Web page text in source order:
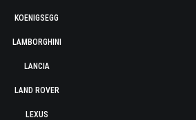
KOENIGSEGG
LAMBORGHINI
LANCIA
LAND ROVER
LEXUS